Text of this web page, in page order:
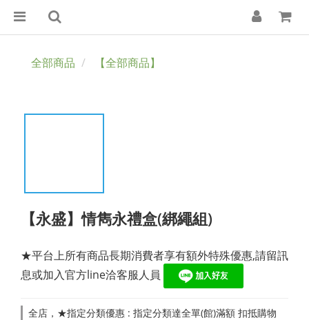
全部商品 【全部商品】
【永盛】情雋永禮盒(綁繩組)
★平台上所有商品長期消費者享有額外特殊優惠,請留訊
息或加入官方line洽客服人員
全店，★指定分類優惠 : 指定分類達全單(館)滿額 扣抵購物